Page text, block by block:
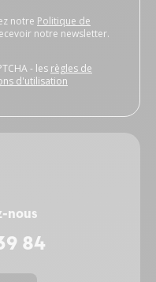
notre Politique de
notre newsletter.
- les règles de
d'utilisation
nous
84